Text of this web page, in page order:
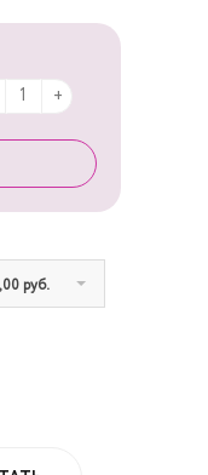
руб.
+